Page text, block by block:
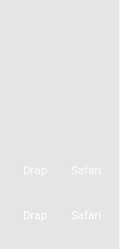
Drap
Drap
Safari
Safari